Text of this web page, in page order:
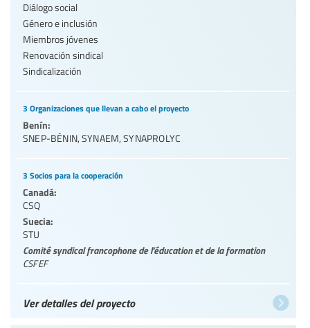
Diálogo social
Género e inclusión
Miembros jóvenes
Renovación sindical
Sindicalización
3 Organizaciones que llevan a cabo el proyecto
Benín:
SNEP-BÉNIN, SYNAEM,SYNAPROLYC
3 Socios para la cooperación
Canadá:
CSQ
Suecia:
STU
Comité syndical francophone de l’éducation et de la formation
CSFEF
Ver detalles del proyecto